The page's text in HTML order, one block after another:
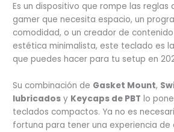
Es un dispositivo que rompe las reglas
gamer que necesita espacio, un
comodidad, o un creador de
estética minimalista, este teclado es
que puedes hacer para tu setup en
Su combinación de Gasket Mount,
lubricados y Keycaps de PBT lo
teclados compactos. Ya no es
fortuna para tener una experiencia de